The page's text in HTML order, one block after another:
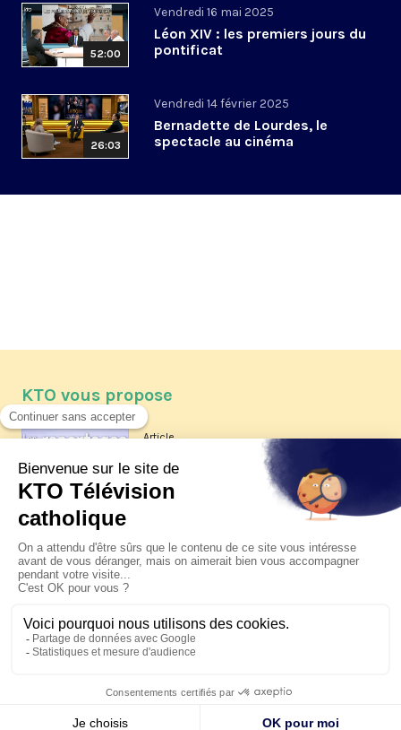
52:00
Vendredi 16 mai 2025
Léon XIV : les premiers jours du
pontificat
26:03
Vendredi 14 février 2025
Bernadette de Lourdes, le
spectacle au cinéma
KTO vous propose
Article
Les reportages d'été 2026 de KTO
La visite pastorale du pape Léon
XIV à Assise à suivre sur KTO le
jeudi 6 août
Le pape en Uruguay, Argentine et
Pérou du 6 au 17 novembre 2026